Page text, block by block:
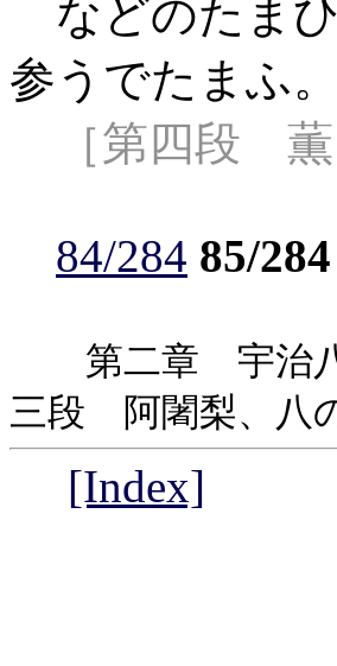
などのたま
参うでたまふ。
［第四段 薫
84/284 85/284
第二章 宇治八
三段 阿闍梨、八
[Index]